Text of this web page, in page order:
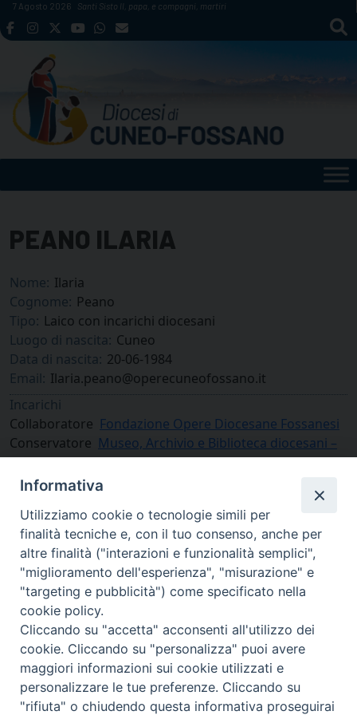
Skip
to
7 Agosto 2026 Santi Sisto II, papa, e compagni, martiri
PEANO ILARIA
Nome: Ilaria
Cognome: Peano
Tipo: Laico con incarichi diocesani
Luogo di nascita: Cuneo
Data di nascita: 20-06-1984
Email: Ilaria.peano@operecuneofossano.it
Incarichi
Collaboratore Fondazione Opere Diocesane Fossanesi
Conservatore Museo, Archivio e Biblioteca diocesani –
MAB
via Amedeo Rossi, 28 - 12100 Cuneo
segreteriagenerale@diocesicuneofossano.it
c.f. 96017380047
Informativa
Utilizziamo cookie o tecnologie simili per
finalità tecniche e, con il tuo consenso, anche per
altre finalità ("interazioni e funzionalità semplici",
"miglioramento dell'esperienza", "misurazione" e
"targeting e pubblicità") come specificato nella
cookie policy.
Cliccando su "accetta" acconsenti all'utilizzo dei
cookie. Cliccando su "personalizza" puoi avere
maggiori informazioni sui cookie utilizzati e
personalizzare le tue preferenze. Cliccando su
"rifiuta" o chiudendo questa informativa proseguirai